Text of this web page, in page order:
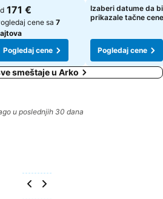
cene
171 €
cene sa 7
Pogledaj cene
Pogledaj cene
Izaberi datume da
prikazale tačne cene
Pogledaj cene
smeštaje u Arko
u poslednjih 30 dana